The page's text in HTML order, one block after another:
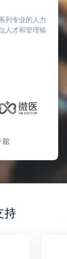
列专业的人力
人才和管理输
持